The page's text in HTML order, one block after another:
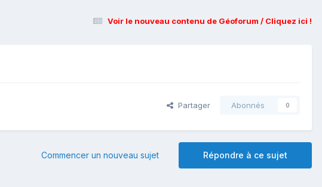
Voir le nouveau contenu de Géoforum / Cliquez ici !
Partager Abonnés 0
Répondre à ce sujet
Commencer un nouveau sujet